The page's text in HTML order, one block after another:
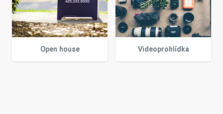
Open house Videoprohlídka